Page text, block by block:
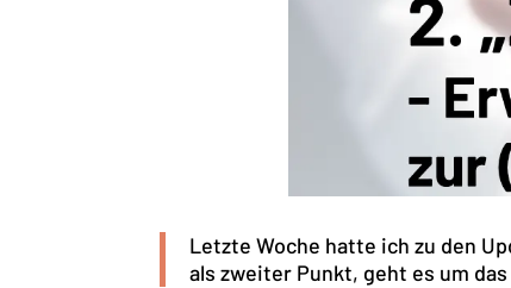
Letzte Woche hatte ich zu den
als zweiter Punkt, geht es um